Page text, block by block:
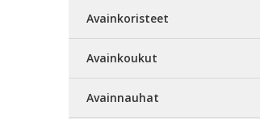
Avainkoristeet
Avainkoukut
Avainnauhat